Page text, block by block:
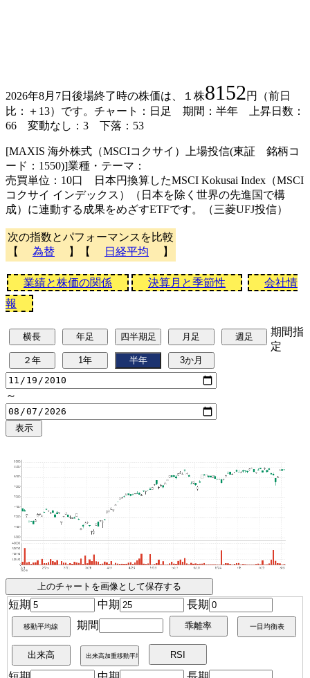
2026年8月7日後場終了時の株価は、１株8152円（前日
比：＋13）です。チャート：日足 期間：半年 上昇日数：
66 変動なし：3 下落：53
[MAXIS 海外株式（MSCIコクサイ）上場投信(東証 銘柄コ
ード：1550)]業種・テーマ：
売買単位：10口 日本円換算したMSCI Kokusai Index（MSCI
コクサイ インデックス）（日本を除く世界の先進国で構
成）に連動する成果をめざすETFです。（三菱UFJ投信）
次の指数とパフォーマンスを比較
【
為替 】【 日経平均 】
業績と株価の関係 決算月と季節性
会社情
報
期間指
定
～
短期 中期
長期
期間